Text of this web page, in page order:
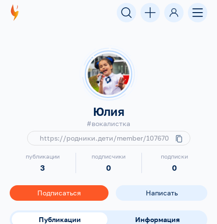
Юлия
#вокалистка
https://родники.дети/member/107670
публикации
3
подписчики
0
подписки
0
Подписаться Написать
Публикации Информация